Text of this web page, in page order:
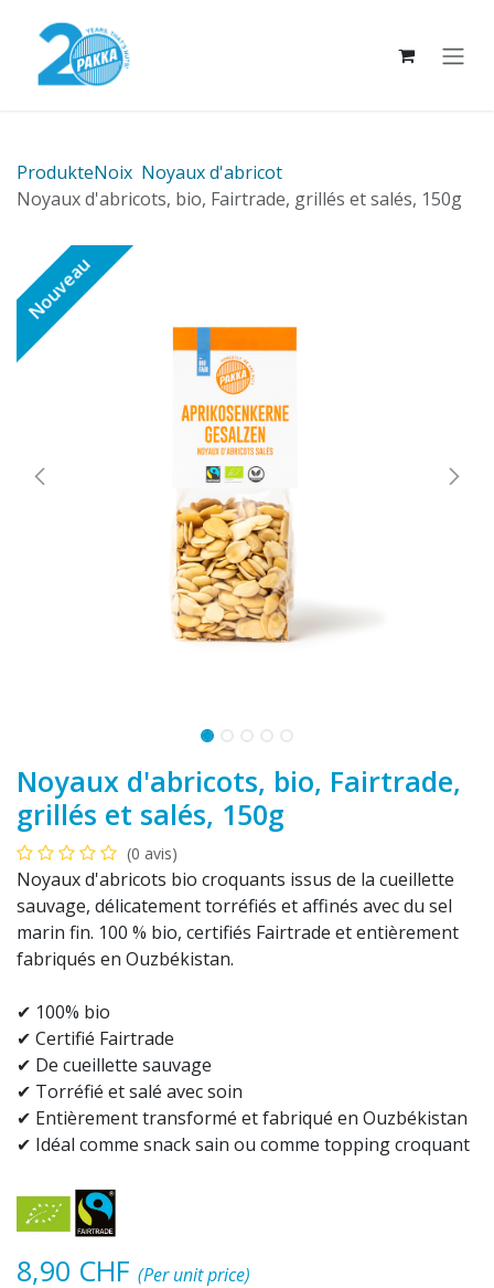
ProdukteNoix Noyaux d'abricot
Noyaux d'abricots, bio, Fairtrade, grillés et salés, 150g
Nouveau
Noyaux d'abricots, bio, Fairtrade,
grillés et salés, 150g
(0 avis)
Noyaux d'abricots bio croquants issus de la cueillette
sauvage, délicatement torréfiés et affinés avec du sel
marin fin. 100 % bio, certifiés Fairtrade et entièrement
fabriqués en Ouzbékistan.
✔ 100% bio
✔ Certifié Fairtrade
✔ De cueillette sauvage
✔ Torréfié et salé avec soin
✔ Entièrement transformé et fabriqué en Ouzbékistan
✔ Idéal comme snack sain ou comme topping croquant
8,90 CHF (Per unit price)